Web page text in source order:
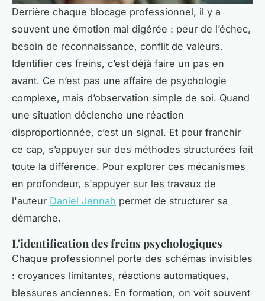
Derrière chaque blocage professionnel, il y a
souvent une émotion mal digérée : peur de l’échec,
besoin de reconnaissance, conflit de valeurs.
Identifier ces freins, c’est déjà faire un pas en
avant. Ce n’est pas une affaire de psychologie
complexe, mais d’observation simple de soi. Quand
une situation déclenche une réaction
disproportionnée, c’est un signal. Et pour franchir
ce cap, s’appuyer sur des méthodes structurées fait
toute la différence. Pour explorer ces mécanismes
en profondeur, s'appuyer sur les travaux de
l'auteur Daniel Jennah permet de structurer sa
démarche.
L'identification des freins psychologiques
Chaque professionnel porte des schémas invisibles
: croyances limitantes, réactions automatiques,
blessures anciennes. En formation, on voit souvent